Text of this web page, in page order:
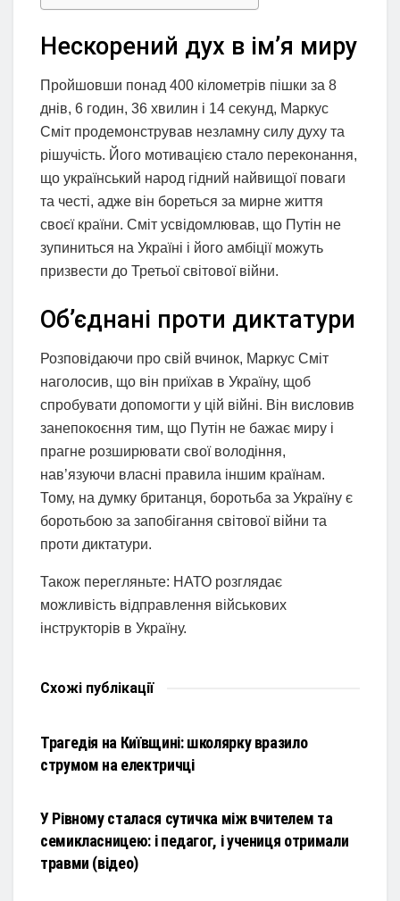
Нескорений дух в ім’я миру
Пройшовши понад 400 кілометрів пішки за 8
днів, 6 годин, 36 хвилин і 14 секунд, Маркус
Сміт продемонстрував незламну силу духу та
рішучість. Його мотивацією стало переконання,
що український народ гідний найвищої поваги
та честі, адже він бореться за мирне життя
своєї країни. Сміт усвідомлював, що Путін не
зупиниться на Україні і його амбіції можуть
призвести до Третьої світової війни.
Об’єднані проти диктатури
Розповідаючи про свій вчинок, Маркус Сміт
наголосив, що він приїхав в Україну, щоб
спробувати допомогти у цій війні. Він висловив
занепокоєння тим, що Путін не бажає миру і
прагне розширювати свої володіння,
нав’язуючи власні правила іншим країнам.
Тому, на думку британця, боротьба за Україну є
боротьбою за запобігання світової війни та
проти диктатури.
Також перегляньте: НАТО розглядає
можливість відправлення військових
інструкторів в Україну.
Схожі публікації
Трагедія на Київщині: школярку вразило
струмом на електричці
У Рівному сталася сутичка між вчителем та
семикласницею: і педагог, і учениця отримали
травми (відео)